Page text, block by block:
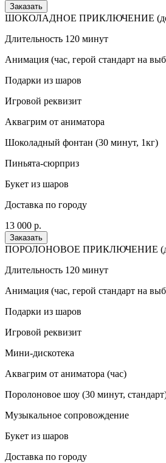
Заказать
ШОКОЛАДНОЕ ПРИКЛЮЧЕНИЕ (до
Длительность 120 минут
Анимация (час, герой стандарт на
Подарки из шаров
Игровой реквизит
Аквагрим от аниматора
Шоколадный фонтан (30 минут, 1кг)
Пиньята-сюрприз
Букет из шаров
Доставка по городу
13 000 р.
Заказать
ПОРОЛОНОВОЕ ПРИКЛЮЧЕНИЕ (до
Длительность 120 минут
Анимация (час, герой стандарт на
Подарки из шаров
Игровой реквизит
Мини-дискотека
Аквагрим от аниматора (час)
Поролоновое шоу (30 минут,
Музыкальное сопровождение
Букет из шаров
Доставка по городу